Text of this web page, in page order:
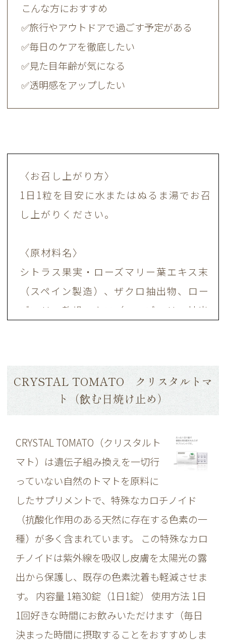
こんな方におすすめ
✅旅行やアウトドアで過ごす予定がある
✅毎日のケアを徹底したい
✅見た目年齢が気になる
✅透明感をアップしたい
〈お召し上がり方〉
1日1粒を目安に水またはぬるま湯でお召
し上がりください。
〈原材料名〉
シトラス果実・ローズマリー葉エキス末
（スペイン製造）、ザクロ抽出物、ロー
ズマリー乾燥エキス（ローズマリー抽出
末、栗渋皮抽出物、酵母エキス、ヒシ果
皮抽出エキス／HPMC、ステアリン酸
Ca、V.C、着色料（酸化チタン）、ニコ
素、パントテン酸Ca、V.B₂、V.B₆、
V.B₁、V.A、葉酸、V.D、V.B₁₂
CRYSTAL TOMATO クリスタルトマ
ト（飲む日焼け止め）
CRYSTAL TOMATO（クリスタルト
マト）は遺伝子組み換えを一切行
っていない自然のトマトを原料に
したサプリメントで、特殊なカロチノイド
（抗酸化作用のある天然に存在する色素の一
種）が多く含まれています。 この特殊なカロ
チノイドは紫外線を吸収し皮膚を太陽光の露
出から保護し、既存の色素沈着も軽減させま
す。 内容量 1箱30錠（1日1錠） 使用方法 1日
1回好きな時間にお飲みいただけます（毎日
決まった時間に摂取することをおすすめしま